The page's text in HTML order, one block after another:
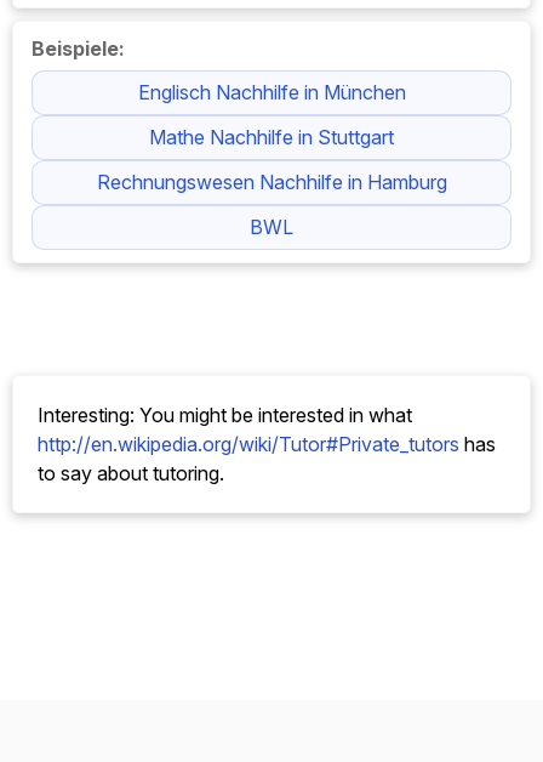
Beispiele:
Englisch Nachhilfe in München
Mathe Nachhilfe in Stuttgart
Rechnungswesen Nachhilfe in Hamburg
BWL
Interesting: You might be interested in what
http://en.wikipedia.org/wiki/Tutor#Private_tutors has
to say about tutoring.